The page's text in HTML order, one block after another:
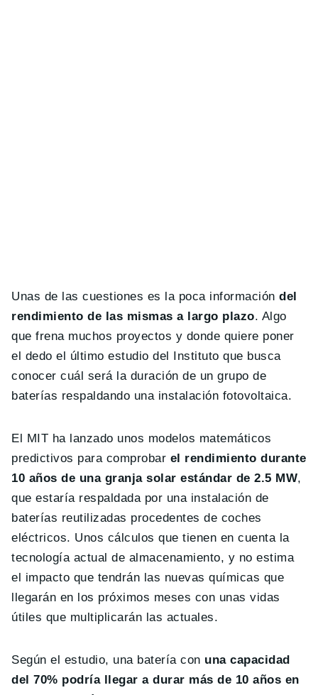
Unas de las cuestiones es la poca informacióndel
rendimiento de las mismas a largo plazo. Algo
que frena muchos proyectos y donde quiere poner
el dedo el último estudio del Instituto que busca
conocer cuál será la duración de un grupo de
baterías respaldando una instalación fotovoltaica.
El MIT ha lanzado unos modelos matemáticos
predictivos para comprobar el rendimiento durante
10 años de una granja solar estándar de 2.5 MW,
que estaría respaldada por una instalación de
baterías reutilizadas procedentes de coches
eléctricos. Unos cálculos que tienen en cuenta la
tecnología actual de almacenamiento, y no estima
el impacto que tendrán las nuevas químicas que
llegarán en los próximos meses con unas vidas
útiles que multiplicarán las actuales.
Según el estudio, una batería con una capacidad
del 70% podría llegar a durar más de 10 años en